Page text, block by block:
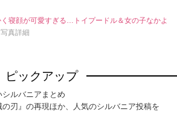
く寝顔が可愛すぎる…トイプードル＆女の子なかよ
真詳細
ピックアップ
シルバニアまとめ
の刃』の再現ほか、人気のシルバニア投稿を